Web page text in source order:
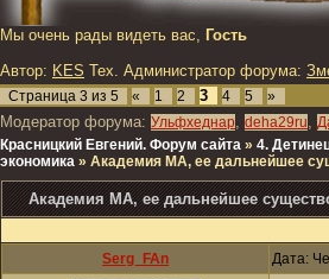
Мы очень рады видеть вас, Гость
Автор: KES Тех. Администратор форума:
Страница 3 из 5 « 1 2 3 4 5 »
Модератор форума: Ульфхеднар, deha29ru,
Красницкий Евгений. Форум сайта » 4.
экономика » Академия МА, ее дальнейшее
Академия МА, ее дальнейшее
Serg_FAn Дата: